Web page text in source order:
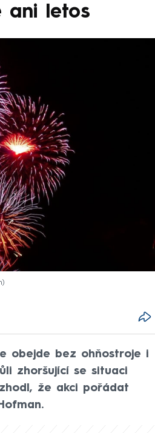
ani letos
obejde bez ohňostroje i
zhoršující se situaci
že akci pořádat